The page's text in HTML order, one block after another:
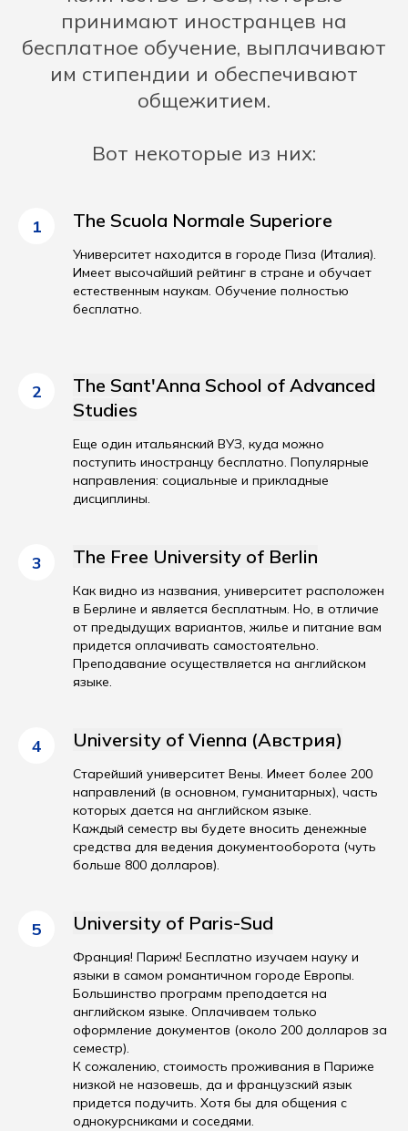
принимают иностранцев на
бесплатное обучение, выплачивают
им стипендии и обеспечивают
общежитием.
Вот некоторые из них:
1 The Scuola Normale Superiore
Университет находится в городе Пиза (Италия).
Имеет высочайший рейтинг в стране и обучает
естественным наукам. Обучение полностью
бесплатно.
2
The Sant'Anna School of Advanced
Studies
Еще один итальянский ВУЗ, куда можно
поступить иностранцу бесплатно. Популярные
направления: социальные и прикладные
дисциплины.
3 The Free University of Berlin
Как видно из названия, университет расположен
в Берлине и является бесплатным. Но, в отличие
от предыдущих вариантов, жилье и питание вам
придется оплачивать самостоятельно.
Преподавание осуществляется на английском
языке.
4 University of Vienna (Австрия)
Старейший университет Вены. Имеет более 200
направлений (в основном, гуманитарных), часть
которых дается на английском языке.
Каждый семестр вы будете вносить денежные
средства для ведения документооборота (чуть
больше 800 долларов).
5 University of Paris-Sud
Франция! Париж! Бесплатно изучаем науку и
языки в самом романтичном городе Европы.
Большинство программ преподается на
английском языке. Оплачиваем только
оформление документов (около 200 долларов за
семестр).
К сожалению, стоимость проживания в Париже
низкой не назовешь, да и французский язык
придется подучить. Хотя бы для общения с
однокурсниками и соседями.